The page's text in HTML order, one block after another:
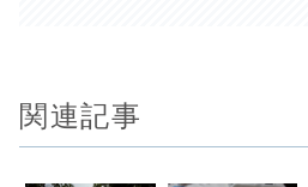
関連記事